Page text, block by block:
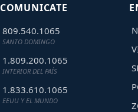
COMUNICATE
809.540.1065
SANTO DOMINGO
1.809.200.1065
INTERIOR DEL PAÍS
1.833.610.1065
EEUU Y EL MUNDO